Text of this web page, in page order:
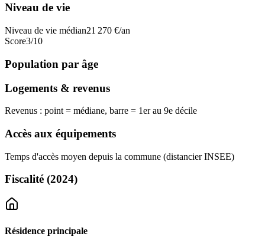
Niveau de vie
Niveau de vie médian21 270 €/an
Score3/10
Population par âge
Logements & revenus
Revenus : point = médiane, barre = 1er au 9e décile
Accès aux équipements
Temps d'accès moyen depuis la commune (distancier INSEE)
Fiscalité (2024)
Résidence principale